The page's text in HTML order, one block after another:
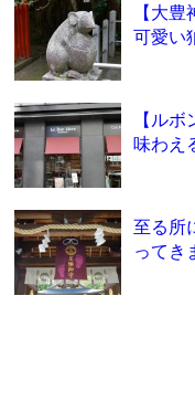
【大
可愛い
【ル
味わえ
至る所
ってき